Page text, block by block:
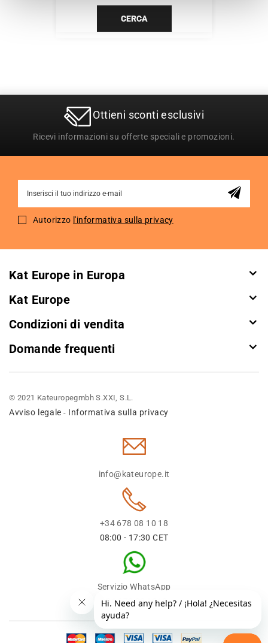
CERCA
Ottieni sconti esclusivi
Ricevi informazioni su offerte speciali e promozioni.
for
Autorizzo l'informativa sulla privacy
Kat Europe in Europa
Kat Europe
Condizioni di vendita
Domande frequenti
© 2021 Kateuropegmbh S.XXI, S.L.
Avviso legale - Informativa sulla privacy
info@kateurope.it
+34 678 08 10 18
08:00 - 17:30 CET
Servizio WhatsApp
+34 678 08 1018